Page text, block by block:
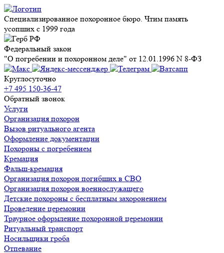
Специализированное похоронное бюро. Чтим память
усопших с 1999 года
Федеральный закон
"О погребении и похоронном деле" от 12.01.1996 N 8-ФЗ
Круглосуточно
+7 495 150-36-47
Обратный звонок
Услуги
Организация похорон
Вызов ритуального агента
Оформление документации
Похороны с погребением
Кремация
Фальш-кремация
Организация похорон погибших в СВО
Организация похорон военнослужащего
Детские похороны с бесплатным захоронением
Проведение церемонии
Траурное оформление похоронной церемонии
Ритуальный транспорт
Носильщики гроба
Отпевание